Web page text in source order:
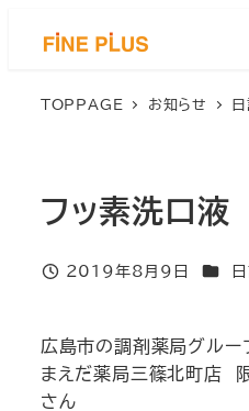
TOPPAGE お知らせ 日
フッ素洗口液
投稿日
2019年8月9日 カテゴ
広島市の調剤薬局グルー
まえだ薬局三篠北町店
さん